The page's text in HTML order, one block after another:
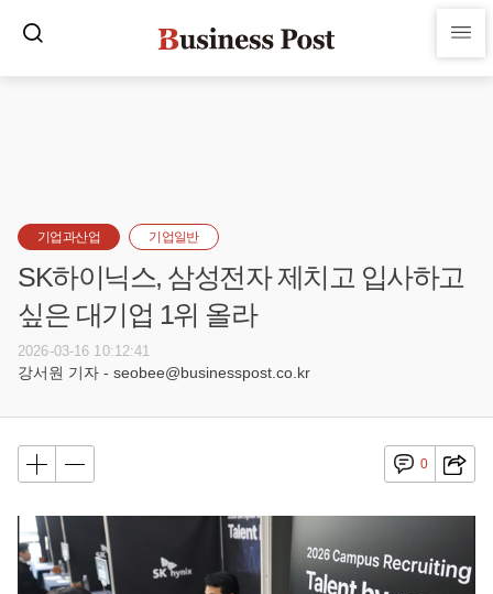
기업과산업 기업일반
SK하이닉스, 삼성전자 제치고 입사하고
싶은 대기업 1위 올라
2026-03-16 10:12:41
강서원 기자 - seobee@businesspost.co.kr
0